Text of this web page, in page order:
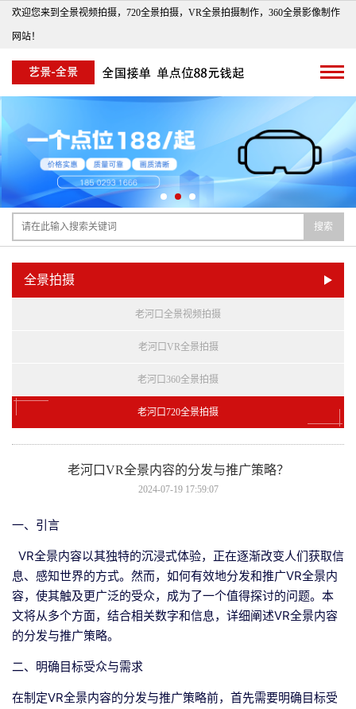
欢迎您来到全景视频拍摄，720全景拍摄，VR全景拍摄制作，360全景影像制作
网站！
搜索
全景拍摄
老河口全景视频拍摄
老河口VR全景拍摄
老河口360全景拍摄
老河口720全景拍摄
老河口VR全景内容的分发与推广策略？
2024-07-19 17:59:07
一、引言
VR全景内容以其独特的沉浸式体验，正在逐渐改变人们获取信
息、感知世界的方式。然而，如何有效地分发和推广VR全景内
容，使其触及更广泛的受众，成为了一个值得探讨的问题。本
文将从多个方面，结合相关数字和信息，详细阐述VR全景内容
的分发与推广策略。
二、明确目标受众与需求
在制定VR全景内容的分发与推广策略前，首先需要明确目标受